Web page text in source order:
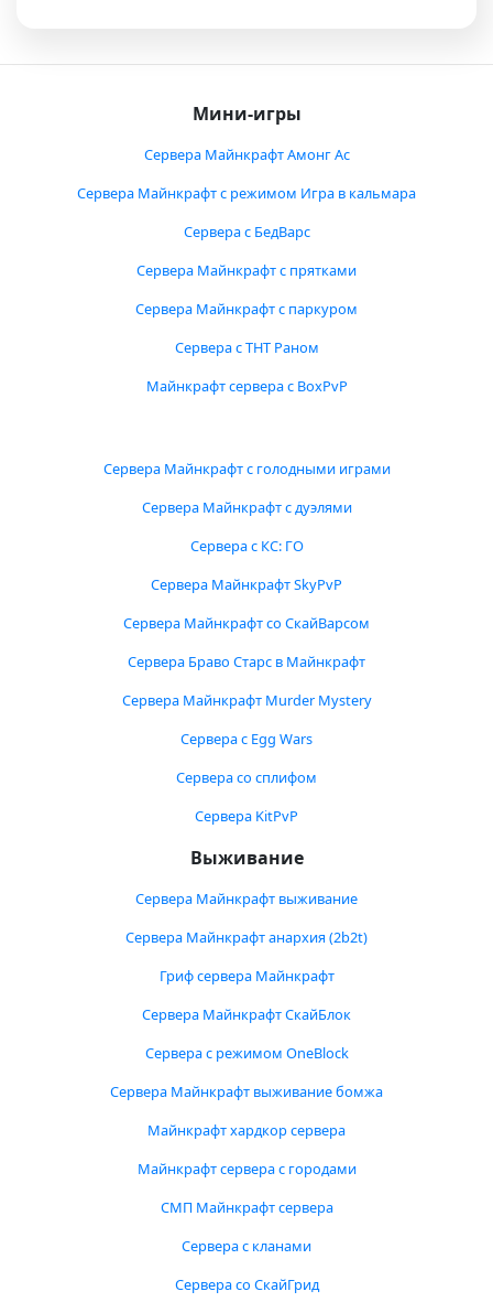
Мини-игры
Сервера Майнкрафт Амонг Ас
Сервера Майнкрафт с режимом Игра в кальмара
Сервера с БедВарс
Сервера Майнкрафт с прятками
Сервера Майнкрафт с паркуром
Сервера с ТНТ Раном
Майнкрафт сервера с BoxPvP
Сервера Майнкрафт с голодными играми
Сервера Майнкрафт с дуэлями
Сервера с КС: ГО
Сервера Майнкрафт SkyPvP
Сервера Майнкрафт со СкайВарсом
Сервера Браво Старс в Майнкрафт
Сервера Майнкрафт Murder Mystery
Сервера с Egg Wars
Сервера со сплифом
Сервера KitPvP
Выживание
Сервера Майнкрафт выживание
Сервера Майнкрафт анархия (2b2t)
Гриф сервера Майнкрафт
Сервера Майнкрафт СкайБлок
Сервера с режимом OneBlock
Сервера Майнкрафт выживание бомжа
Майнкрафт хардкор сервера
Майнкрафт сервера с городами
СМП Майнкрафт сервера
Сервера с кланами
Сервера со СкайГрид